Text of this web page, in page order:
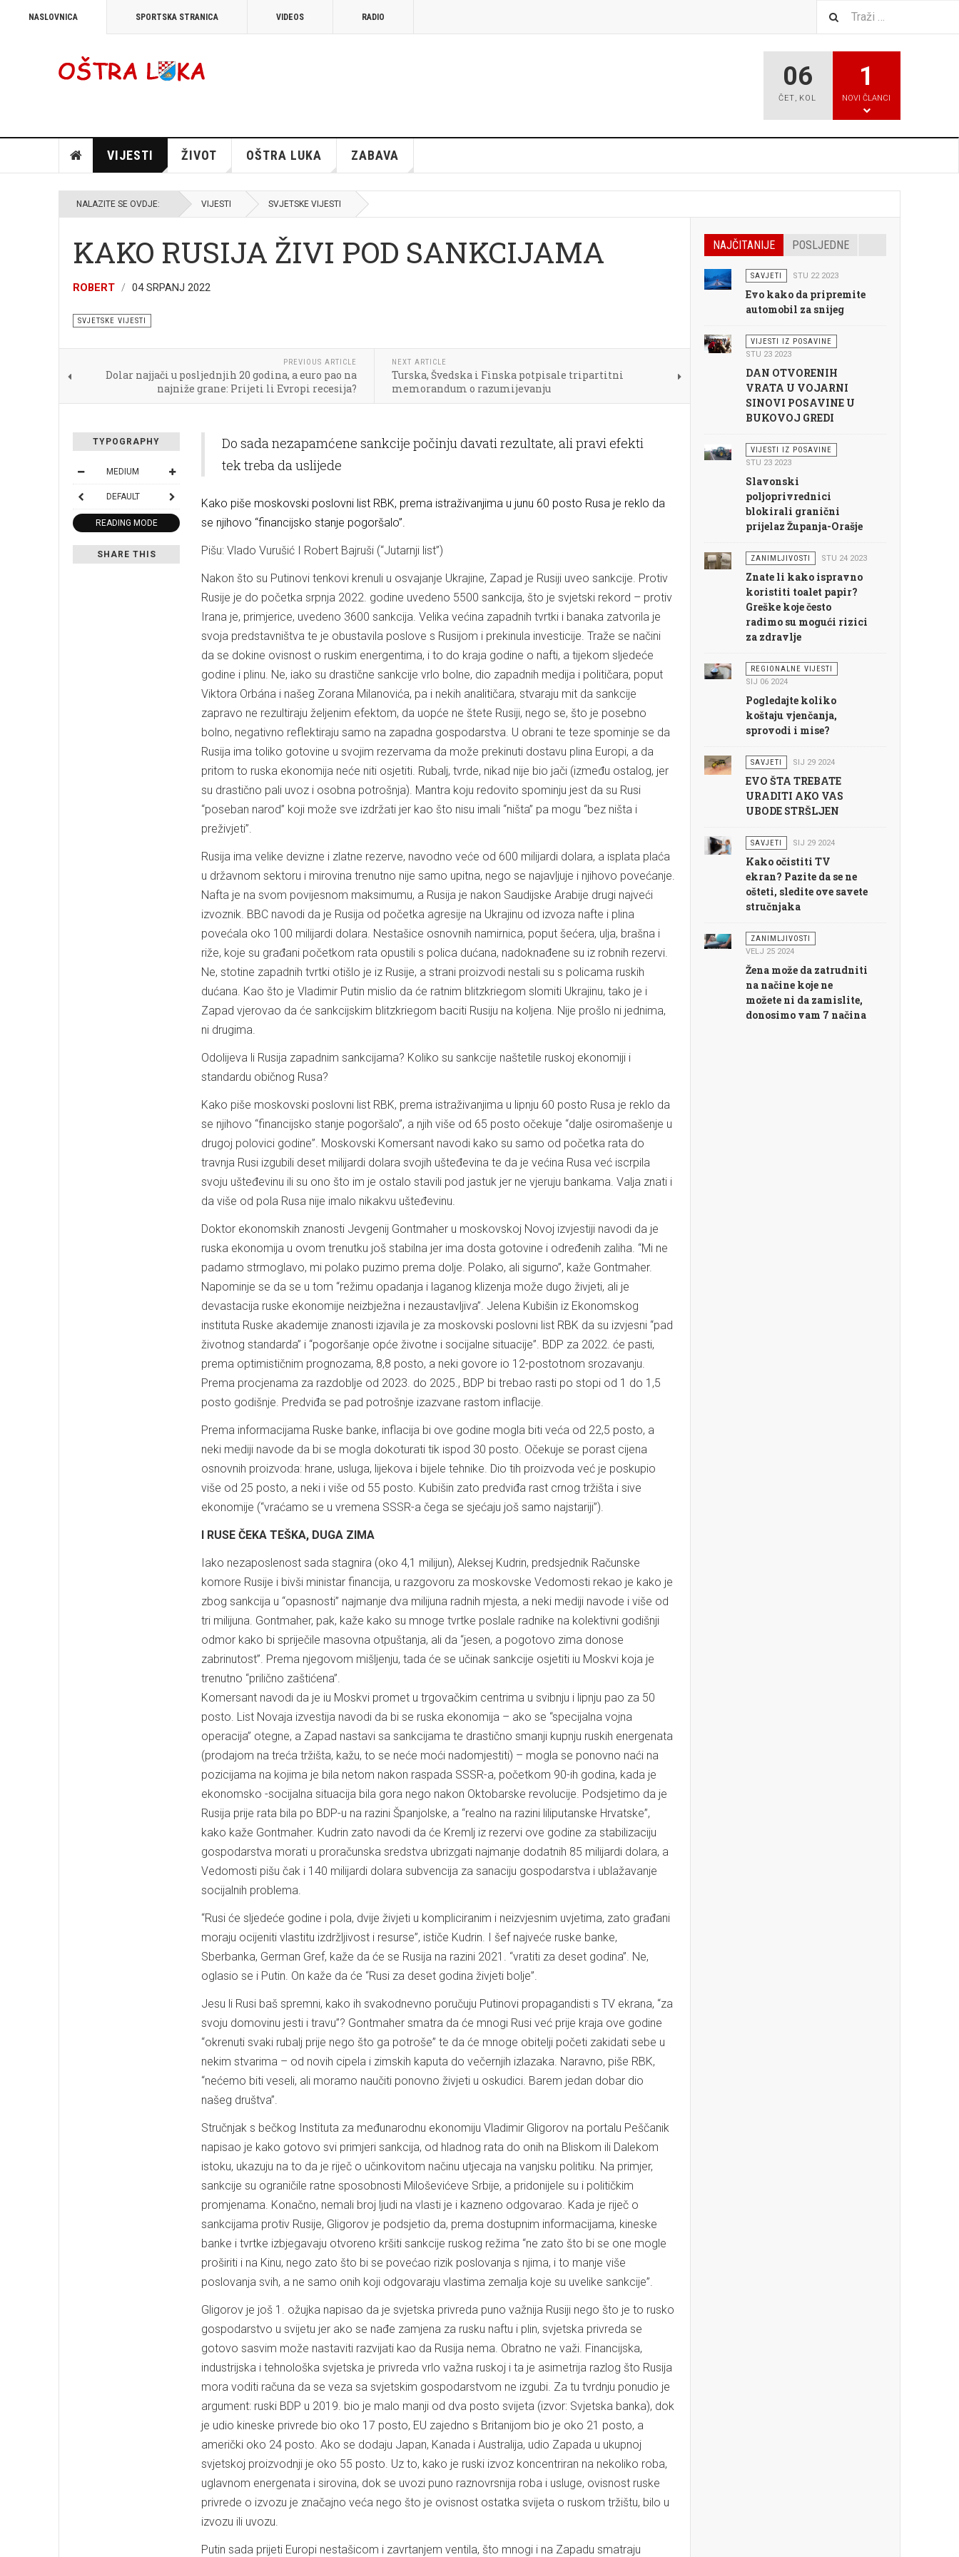
NASLOVNICA SPORTSKA STRANICA VIDEOS RADIO
06
ČET, KOL
1
NOVI ČLANCI
VIJESTI ŽIVOT OŠTRA LUKA ZABAVA
NALAZITE SE OVDJE: VIJESTI SVJETSKE VIJESTI
KAKO RUSIJA ŽIVI POD SANKCIJAMA
ROBERT 04 SRPANJ 2022
SVJETSKE VIJESTI
PREVIOUS ARTICLE
Dolar najjači u posljednjih 20 godina, a euro pao na
najniže grane: Prijeti li Evropi recesija?
NEXT ARTICLE
Turska, Švedska i Finska potpisale tripartitni
memorandum o razumijevanju
TYPOGRAPHY
MEDIUM
DEFAULT
READING MODE
SHARE THIS
Do sada nezapamćene sankcije počinju davati rezultate, ali pravi efekti
tek treba da uslijede
Kako piše moskovski poslovni list RBK, prema istraživanjima u junu 60 posto Rusa je reklo da
se njihovo “financijsko stanje pogoršalo”.
Pišu: Vlado Vurušić I Robert Bajruši (“Jutarnji list”)
Nakon što su Putinovi tenkovi krenuli u osvajanje Ukrajine, Zapad je Rusiji uveo sankcije. Protiv
Rusije je do početka srpnja 2022. godine uvedeno 5500 sankcija, što je svjetski rekord – protiv
Irana je, primjerice, uvedeno 3600 sankcija. Velika većina zapadnih tvrtki i banaka zatvorila je
svoja predstavništva te je obustavila poslove s Rusijom i prekinula investicije. Traže se načini
da se dokine ovisnost o ruskim energentima, i to do kraja godine o nafti, a tijekom sljedeće
godine i plinu. Ne, iako su drastične sankcije vrlo bolne, dio zapadnih medija i političara, poput
Viktora Orbána i našeg Zorana Milanovića, pa i nekih analitičara, stvaraju mit da sankcije
zapravo ne rezultiraju željenim efektom, da uopće ne štete Rusiji, nego se, što je posebno
bolno, negativno reflektiraju samo na zapadna gospodarstva. U obrani te teze spominje se da
Rusija ima toliko gotovine u svojim rezervama da može prekinuti dostavu plina Europi, a da
pritom to ruska ekonomija neće niti osjetiti. Rubalj, tvrde, nikad nije bio jači (između ostalog, jer
su drastično pali uvoz i osobna potrošnja). Mantra koju redovito spominju jest da su Rusi
“poseban narod” koji može sve izdržati jer kao što nisu imali “ništa” pa mogu “bez ništa i
preživjeti”.
Rusija ima velike devizne i zlatne rezerve, navodno veće od 600 milijardi dolara, a isplata plaća
u državnom sektoru i mirovina trenutno nije samo upitna, nego se najavljuje i njihovo povećanje.
Nafta je na svom povijesnom maksimumu, a Rusija je nakon Saudijske Arabije drugi najveći
izvoznik. BBC navodi da je Rusija od početka agresije na Ukrajinu od izvoza nafte i plina
povećala oko 100 milijardi dolara. Nestašice osnovnih namirnica, poput šećera, ulja, brašna i
riže, koje su građani početkom rata opustili s polica dućana, nadoknađene su iz robnih rezervi.
Ne, stotine zapadnih tvrtki otišlo je iz Rusije, a strani proizvodi nestali su s policama ruskih
dućana. Kao što je Vladimir Putin mislio da će ratnim blitzkriegom slomiti Ukrajinu, tako je i
Zapad vjerovao da će sankcijskim blitzkriegom baciti Rusiju na koljena. Nije prošlo ni jednima,
ni drugima.
Odolijeva li Rusija zapadnim sankcijama? Koliko su sankcije naštetile ruskoj ekonomiji i
standardu običnog Rusa?
Kako piše moskovski poslovni list RBK, prema istraživanjima u lipnju 60 posto Rusa je reklo da
se njihovo “financijsko stanje pogoršalo”, a njih više od 65 posto očekuje “dalje osiromašenje u
drugoj polovici godine”. Moskovski Komersant navodi kako su samo od početka rata do
travnja Rusi izgubili deset milijardi dolara svojih ušteđevina te da je većina Rusa već iscrpila
svoju ušteđevinu ili su ono što im je ostalo stavili pod jastuk jer ne vjeruju bankama. Valja znati i
da više od pola Rusa nije imalo nikakvu ušteđevinu.
Doktor ekonomskih znanosti Jevgenij Gontmaher u moskovskoj Novoj izvjestiji navodi da je
ruska ekonomija u ovom trenutku još stabilna jer ima dosta gotovine i određenih zaliha. “Mi ne
padamo strmoglavo, mi polako puzimo prema dolje. Polako, ali sigurno”, kaže Gontmaher.
Napominje se da se u tom “režimu opadanja i laganog klizenja može dugo živjeti, ali je
devastacija ruske ekonomije neizbježna i nezaustavljiva”. Jelena Kubišin iz Ekonomskog
instituta Ruske akademije znanosti izjavila je za moskovski poslovni list RBK da su izvjesni “pad
životnog standarda” i “pogoršanje opće životne i socijalne situacije”. BDP za 2022. će pasti,
prema optimističnim prognozama, 8,8 posto, a neki govore io 12-postotnom srozavanju.
Prema procjenama za razdoblje od 2023. do 2025., BDP bi trebao rasti po stopi od 1 do 1,5
posto godišnje. Predviđa se pad potrošnje izazvane rastom inflacije.
Prema informacijama Ruske banke, inflacija bi ove godine mogla biti veća od 22,5 posto, a
neki mediji navode da bi se mogla dokoturati tik ispod 30 posto. Očekuje se porast cijena
osnovnih proizvoda: hrane, usluga, lijekova i bijele tehnike. Dio tih proizvoda već je poskupio
više od 25 posto, a neki i više od 55 posto. Kubišin zato predviđa rast crnog tržišta i sive
ekonomije (“vraćamo se u vremena SSSR-a čega se sjećaju još samo najstariji”).
I RUSE ČEKA TEŠKA, DUGA ZIMA
Iako nezaposlenost sada stagnira (oko 4,1 milijun), Aleksej Kudrin, predsjednik Računske
komore Rusije i bivši ministar financija, u razgovoru za moskovske Vedomosti rekao je kako je
zbog sankcija u “opasnosti” najmanje dva milijuna radnih mjesta, a neki mediji navode i više od
tri milijuna. Gontmaher, pak, kaže kako su mnoge tvrtke poslale radnike na kolektivni godišnji
odmor kako bi spriječile masovna otpuštanja, ali da “jesen, a pogotovo zima donose
zabrinutost”. Prema njegovom mišljenju, tada će se učinak sankcije osjetiti iu Moskvi koja je
trenutno “prilično zaštićena”.
Komersant navodi da je iu Moskvi promet u trgovačkim centrima u svibnju i lipnju pao za 50
posto. List Novaja izvestija navodi da bi se ruska ekonomija – ako se “specijalna vojna
operacija” otegne, a Zapad nastavi sa sankcijama te drastično smanji kupnju ruskih energenata
(prodajom na treća tržišta, kažu, to se neće moći nadomjestiti) – mogla se ponovno naći na
pozicijama na kojima je bila netom nakon raspada SSSR-a, početkom 90-ih godina, kada je
ekonomsko -socijalna situacija bila gora nego nakon Oktobarske revolucije. Podsjetimo da je
Rusija prije rata bila po BDP-u na razini Španjolske, a “realno na razini liliputanske Hrvatske”,
kako kaže Gontmaher. Kudrin zato navodi da će Kremlj iz rezervi ove godine za stabilizaciju
gospodarstva morati u proračunska sredstva ubrizgati najmanje dodatnih 85 milijardi dolara, a
Vedomosti pišu čak i 140 milijardi dolara subvencija za sanaciju gospodarstva i ublažavanje
socijalnih problema.
“Rusi će sljedeće godine i pola, dvije živjeti u kompliciranim i neizvjesnim uvjetima, zato građani
moraju ocijeniti vlastitu izdržljivost i resurse”, ističe Kudrin. I šef najveće ruske banke,
Sberbanka, German Gref, kaže da će se Rusija na razini 2021. “vratiti za deset godina”. Ne,
oglasio se i Putin. On kaže da će “Rusi za deset godina živjeti bolje”.
Jesu li Rusi baš spremni, kako ih svakodnevno poručuju Putinovi propagandisti s TV ekrana, “za
svoju domovinu jesti i travu”? Gontmaher smatra da će mnogi Rusi već prije kraja ove godine
“okrenuti svaki rubalj prije nego što ga potroše” te da će mnoge obitelji početi zakidati sebe u
nekim stvarima – od novih cipela i zimskih kaputa do večernjih izlazaka. Naravno, piše RBK,
“nećemo biti veseli, ali moramo naučiti ponovno živjeti u oskudici. Barem jedan dobar dio
našeg društva”.
Stručnjak s bečkog Instituta za međunarodnu ekonomiju Vladimir Gligorov na portalu Peščanik
napisao je kako gotovo svi primjeri sankcija, od hladnog rata do onih na Bliskom ili Dalekom
istoku, ukazuju na to da je riječ o učinkovitom načinu utjecaja na vanjsku politiku. Na primjer,
sankcije su ograničile ratne sposobnosti Miloševićeve Srbije, a pridonijele su i političkim
promjenama. Konačno, nemali broj ljudi na vlasti je i kazneno odgovarao. Kada je riječ o
sankcijama protiv Rusije, Gligorov je podsjetio da, prema dostupnim informacijama, kineske
banke i tvrtke izbjegavaju otvoreno kršiti sankcije ruskog režima “ne zato što bi se one mogle
proširiti i na Kinu, nego zato što bi se povećao rizik poslovanja s njima, i to manje više
poslovanja svih, a ne samo onih koji odgovaraju vlastima zemalja koje su uvelike sankcije”.
Gligorov je još 1. ožujka napisao da je svjetska privreda puno važnija Rusiji nego što je to rusko
gospodarstvo u svijetu jer ako se nađe zamjena za rusku naftu i plin, svjetska privreda se
gotovo sasvim može nastaviti razvijati kao da Rusija nema. Obratno ne važi. Financijska,
industrijska i tehnološka svjetska je privreda vrlo važna ruskoj i ta je asimetrija razlog što Rusija
mora voditi računa da se veza sa svjetskim gospodarstvom ne izgubi. Za tu tvrdnju ponudio je
argument: ruski BDP u 2019. bio je malo manji od dva posto svijeta (izvor: Svjetska banka), dok
je udio kineske privrede bio oko 17 posto, EU zajedno s Britanijom bio je oko 21 posto, a
američki oko 24 posto. Ako se dodaju Japan, Kanada i Australija, udio Zapada u ukupnoj
svjetskoj proizvodnji je oko 55 posto. Uz to, kako je ruski izvoz koncentriran na nekoliko roba,
uglavnom energenata i sirovina, dok se uvozi puno raznovrsnija roba i usluge, ovisnost ruske
privrede o izvozu je značajno veća nego što je ovisnost ostatka svijeta o ruskom tržištu, bilo u
izvozu ili uvozu.
Putin sada prijeti Europi nestašicom i zavrtanjem ventila, što mnogi i na Zapadu smatraju
NAJČITANIJE POSLJEDNE
SAVJETI STU 22 2023
Evo kako da pripremite
automobil za snijeg
VIJESTI IZ POSAVINE
STU 23 2023
DAN OTVORENIH
VRATA U VOJARNI
SINOVI POSAVINE U
BUKOVOJ GREDI
VIJESTI IZ POSAVINE
STU 23 2023
Slavonski
poljoprivrednici
blokirali granični
prijelaz Županja-Orašje
ZANIMLJIVOSTI STU 24 2023
Znate li kako ispravno
koristiti toalet papir?
Greške koje često
radimo su mogući rizici
za zdravlje
REGIONALNE VIJESTI
SIJ 06 2024
Pogledajte koliko
koštaju vjenčanja,
sprovodi i mise?
SAVJETI SIJ 29 2024
EVO ŠTA TREBATE
URADITI AKO VAS
UBODE STRŠLJEN
SAVJETI SIJ 29 2024
Kako očistiti TV
ekran? Pazite da se ne
ošteti, sledite ove savete
stručnjaka
ZANIMLJIVOSTI
VELJ 25 2024
Žena može da zatrudniti
na načine koje ne
možete ni da zamislite,
donosimo vam 7 načina